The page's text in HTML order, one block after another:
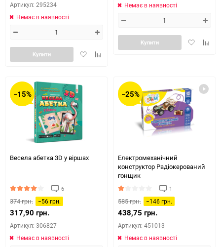
Артикул: 295234
Немає в наявності
ДодатиДодайте
порівняння
Купити
Немає в наявності
Додати
Купити
−15%
Весела абетка 3D у віршах
6
374 грн. −56 грн.
317,90 грн.
Артикул: 306827
Немає в наявності
−25%
Електромеханічний
конструктор Радіокерований
гонщик
1
585 грн. −146 грн.
438,75 грн.
Артикул: 451013
Немає в наявності